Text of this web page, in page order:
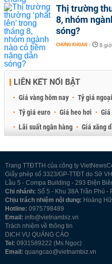
Thị trường
8, nhóm
sóng?
CHỨNG KHOÁN - 8
LIÊN KẾT NỔI BẬT
Giá vàng hôm nay Tỷ giá
Tỷ giá euro
Giá heo hơi Giá
Lãi suất ngân hàng
Giá xăng
Trang TTĐTTH của công ty
Giấy phép số 3323/GP-TTĐT do Sở
Lầu 5 - Compa Building - 293 Điện
Chi nhánh: Số 5 - Khu 38A Trần Phú -
Chịu trách nhiệm nội dung: Hoàng
Hotline: 0975798489
Email: info@vietnambiz.vn
Trách nhiệm về thông tin
DỊCH VỤ QUẢNG CÁO
Tel: 0931589222 (Ms Ngọc)
Email: quangcao@vietnambiz.vn